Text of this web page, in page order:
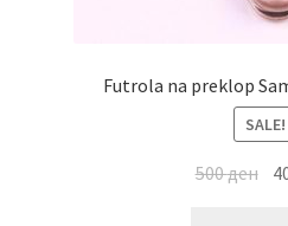
Futrola na preklop
SALE!
500ден